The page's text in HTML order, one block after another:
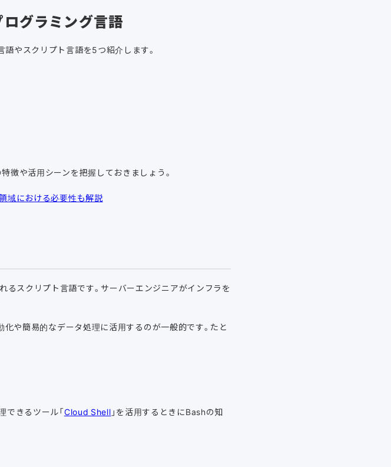
グラミング言語
やスクリプト言語を5つ紹介します。
徴や活用シーンを把握しておきましょう。
域における必要性も解説
スクリプト言語です。サーバーエンジニアがインフラを
や簡易的なデータ処理に活用するのが一般的です。たと
できるツール「Cloud Shell 」を活用するときにBashの知